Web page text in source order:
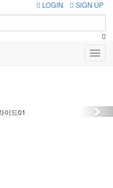
LOGIN SIGN UP